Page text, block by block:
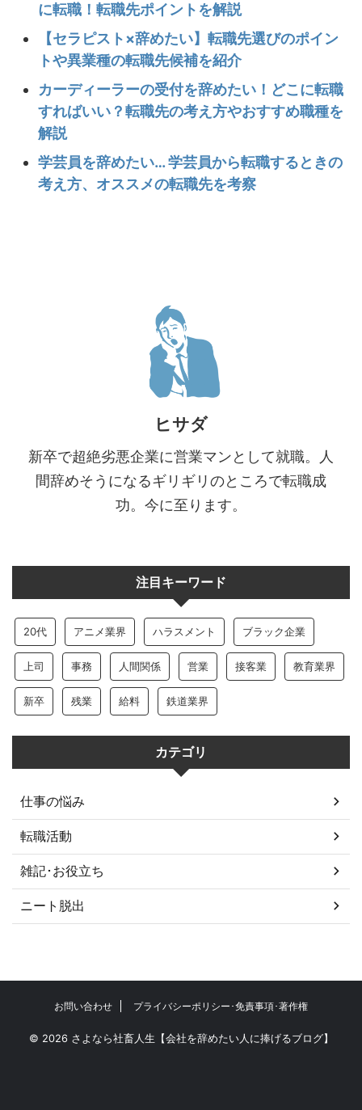
に転職！転職先ポイントを解説
【セラピスト×辞めたい】転職先選びのポイン
トや異業種の転職先候補を紹介
カーディーラーの受付を辞めたい！どこに転職
すればいい？転職先の考え方やおすすめ職種を
解説
学芸員を辞めたい… 学芸員から転職するときの
考え方、オススメの転職先を考察
ヒサダ
新卒で超絶劣悪企業に営業マンとして就職。人
間辞めそうになるギリギリのところで転職成
功。今に至ります。
注目キーワード
20代 アニメ業界 ハラスメント ブラック企業
上司 事務 人間関係 営業 接客業 教育業界
新卒 残業 給料 鉄道業界
カテゴリ
仕事の悩み
転職活動
雑記･お役立ち
ニート脱出
お問い合わせ プライバシーポリシー･免責事項･著作権
© 2026 さよなら社畜人生【会社を辞めたい人に捧げるブログ】